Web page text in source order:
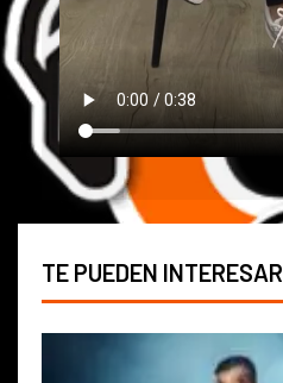
TE PUEDEN INTERESAR